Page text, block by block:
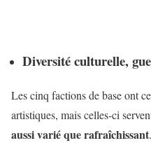
Diversité culturelle,
Les cinq factions de base ont
artistiques, mais celles-ci
aussi varié que rafraîchissant.